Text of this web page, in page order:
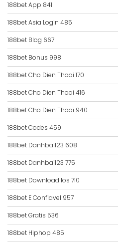
188bet App 841
188bet Asia Login 485
188bet Blog 667
188bet Bonus 998
188bet Cho Dien Thoai 170
188bet Cho Dien Thoai 416
188bet Cho Dien Thoai 940
188bet Codes 459
188bet Danhbai123 608
188bet Danhbai123 775
188bet Download Ios 710
188bet E Confiavel 957
188bet Gratis 536
188bet Hiphop 485